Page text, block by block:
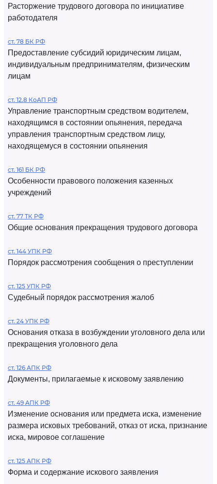
Расторжение трудового договора по инициативе
работодателя
ст. 78 БК РФ
Предоставление субсидий юридическим лицам,
индивидуальным предпринимателям, физическим
лицам
ст. 12.8 КоАП РФ
Управление транспортным средством водителем,
находящимся в состоянии опьянения, передача
управления транспортным средством лицу,
находящемуся в состоянии опьянения
ст. 161 БК РФ
Особенности правового положения казенных
учреждений
ст. 77 ТК РФ
Общие основания прекращения трудового договора
ст. 144 УПК РФ
Порядок рассмотрения сообщения о преступлении
ст. 125 УПК РФ
Судебный порядок рассмотрения жалоб
ст. 24 УПК РФ
Основания отказа в возбуждении уголовного дела или
прекращения уголовного дела
ст. 126 АПК РФ
Документы, прилагаемые к исковому заявлению
ст. 49 АПК РФ
Изменение основания или предмета иска, изменение
размера исковых требований, отказ от иска, признание
иска, мировое соглашение
ст. 125 АПК РФ
Форма и содержание искового заявления